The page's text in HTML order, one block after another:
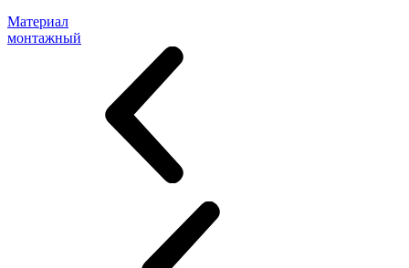
Материал
монтажный